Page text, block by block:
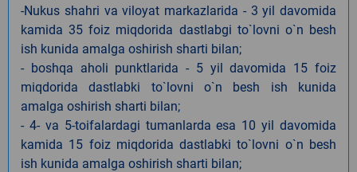
-Nukus shahri va viloyat markazlarida - 3 yil davomida
kamida 35 foiz miqdorida dastlabgi to`lovni o`n besh
ish kunida amalga oshirish sharti bilan;
- boshqa aholi punktlarida - 5 yil davomida 15 foiz
miqdorida dastlabki to`lovni o`n besh ish kunida
amalga oshirish sharti bilan;
- 4- va 5-toifalardagi tumanlarda esa 10 yil davomida
kamida 15 foiz miqdorida dastlabki to`lovni o`n besh
ish kunida amalga oshirish sharti bilan;